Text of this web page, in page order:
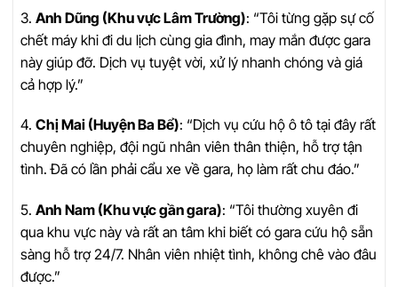
3. Anh Dũng (Khu vực Lâm Trường): “Tôi từng gặp sự cố
chết máy khi đi du lịch cùng gia đình, may mắn được gara
này giúp đỡ. Dịch vụ tuyệt vời, xử lý nhanh chóng và giá
cả hợp lý.”
4. Chị Mai (Huyện Ba Bể): “Dịch vụ cứu hộ ô tô tại đây rất
chuyên nghiệp, đội ngũ nhân viên thân thiện, hỗ trợ tận
tình. Đã có lần phải cẩu xe về gara, họ làm rất chu đáo.”
5. Anh Nam (Khu vực gần gara): “Tôi thường xuyên đi
qua khu vực này và rất an tâm khi biết có gara cứu hộ sẵn
sàng hỗ trợ 24/7. Nhân viên nhiệt tình, không chê vào đâu
được.”